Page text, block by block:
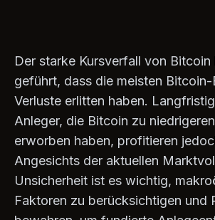
Der starke Kursverfall von Bitcoin
geführt, dass die meisten
Verluste erlitten haben.
Anleger, die Bitcoin zu
erworben haben, profitieren
Angesichts der aktuellen
Unsicherheit ist es wichtig,
Faktoren zu berücksichtigen und